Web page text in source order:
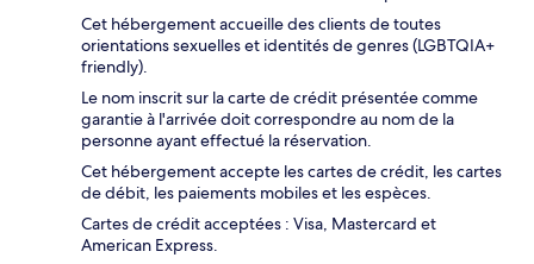
Cet hébergement accueille des clients de toutes
orientations sexuelles et identités de genres (LGBTQIA+
friendly).
Le nom inscrit sur la carte de crédit présentée comme
garantie à l'arrivée doit correspondre au nom de la
personne ayant effectué la réservation.
Cet hébergement accepte les cartes de crédit, les cartes
de débit, les paiements mobiles et les espèces.
Cartes de crédit acceptées : Visa, Mastercard et
American Express.